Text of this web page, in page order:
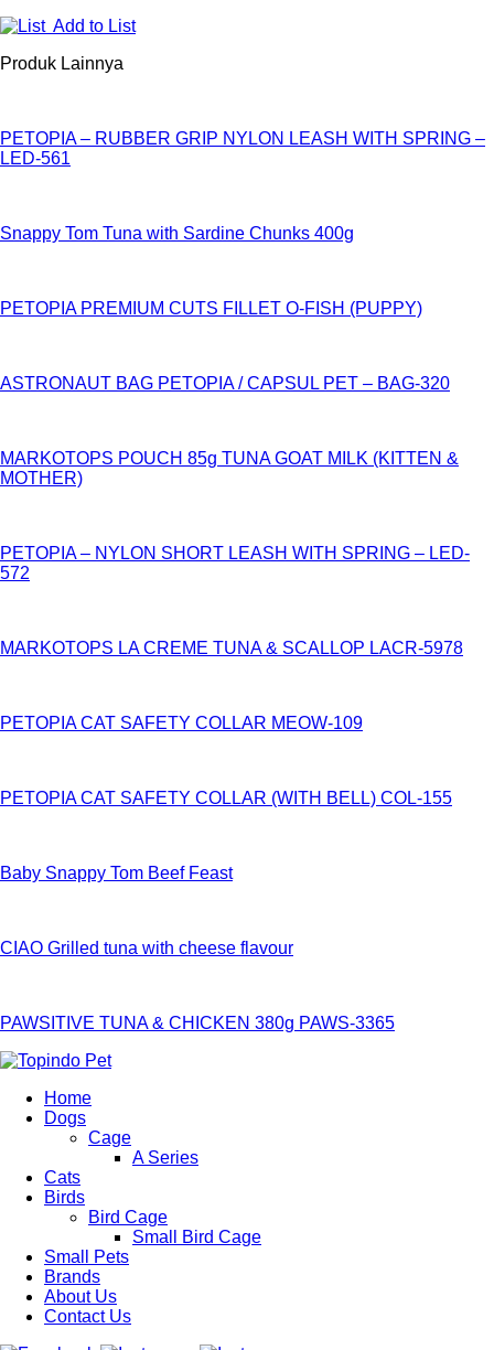
Add to List
Produk Lainnya
PETOPIA – RUBBER GRIP NYLON LEASH WITH SPRING –
LED-561
Snappy Tom Tuna with Sardine Chunks 400g
PETOPIA PREMIUM CUTS FILLET O-FISH (PUPPY)
ASTRONAUT BAG PETOPIA / CAPSUL PET – BAG-320
MARKOTOPS POUCH 85g TUNA GOAT MILK (KITTEN &
MOTHER)
PETOPIA – NYLON SHORT LEASH WITH SPRING – LED-
572
MARKOTOPS LA CREME TUNA & SCALLOP LACR-5978
PETOPIA CAT SAFETY COLLAR MEOW-109
PETOPIA CAT SAFETY COLLAR (WITH BELL) COL-155
Baby Snappy Tom Beef Feast
CIAO Grilled tuna with cheese flavour
PAWSITIVE TUNA & CHICKEN 380g PAWS-3365
Home
Dogs
Cage
A Series
Cats
Birds
Bird Cage
Small Bird Cage
Small Pets
Brands
About Us
Contact Us